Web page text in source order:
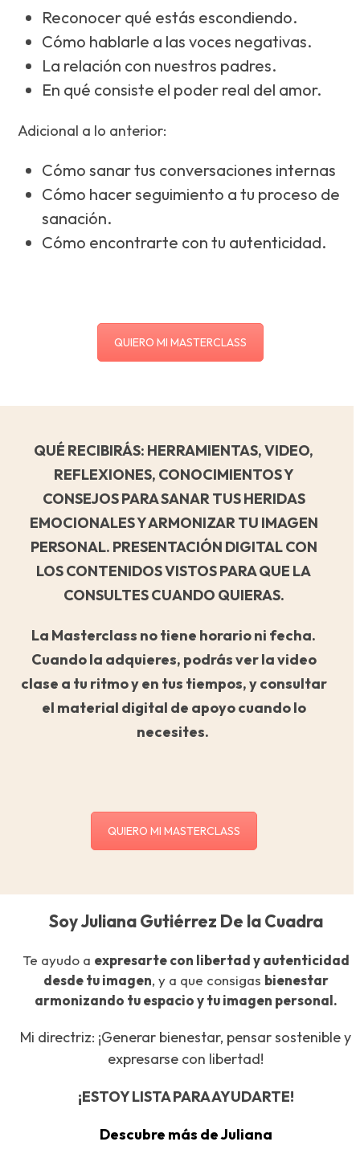
Reconocer qué estás escondiendo.
Cómo hablarle a las voces negativas.
La relación con nuestros padres.
En qué consiste el poder real del amor.
Adicional a lo anterior:
Cómo sanar tus conversaciones internas
Cómo hacer seguimiento a tu proceso de
sanación.
Cómo encontrarte con tu autenticidad.
QUIERO MI MASTERCLASS
QUÉ RECIBIRÁS: HERRAMIENTAS, VIDEO,
REFLEXIONES, CONOCIMIENTOS Y
CONSEJOS PARA SANAR TUS HERIDAS
EMOCIONALES Y ARMONIZAR TU IMAGEN
PERSONAL. PRESENTACIÓN DIGITAL CON
LOS CONTENIDOS VISTOS PARA QUE LA
CONSULTES CUANDO QUIERAS.
La Masterclass no tiene horario ni fecha.
Cuando la adquieres, podrás ver la video
clase a tu ritmo y en tus tiempos, y consultar
el material digital de apoyo cuando lo
necesites.
QUIERO MI MASTERCLASS
Soy Juliana Gutiérrez De la Cuadra
Te ayudo a expresarte con libertad y autenticidad
desde tu imagen, y a que consigas bienestar
armonizando tu espacio y tu imagen personal.
Mi directriz: ¡Generar bienestar, pensar sostenible y
expresarse con libertad!
¡ESTOY LISTA PARA AYUDARTE!
Descubre más de Juliana